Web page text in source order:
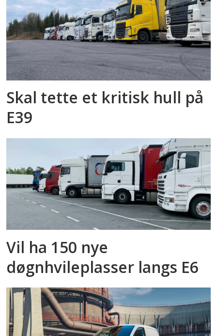
Skal tette et kritisk hull på
E39
Vil ha 150 nye
døgnhvileplasser langs E6